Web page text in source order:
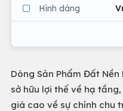
Hình dáng
Dòng Sản Phẩm Đất
sở hữu lợi thế về hạ
giá cao về sự chỉnh chu